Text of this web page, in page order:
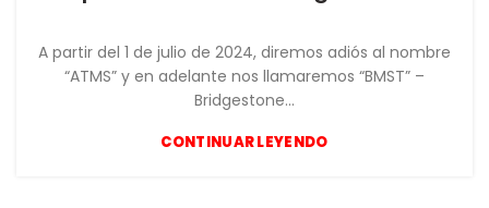
A partir del 1 de julio de 2024, diremos adiós al nombre
“ATMS” y en adelante nos llamaremos “BMST” –
Bridgestone...
CONTINUAR LEYENDO